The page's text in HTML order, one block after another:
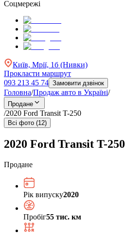
Соцмережі
Київ, Мрії, 1б (Нивки)
Прокласти маршрут
093 213 45 74 Замовити дзвінок
Головна/Продаж авто в Україні/
Продане
/2020 Ford Transit T-250
Всі фото (12)
2020 Ford Transit T-250
Продане
Рік випуску2020
Пробіг55 тис. км